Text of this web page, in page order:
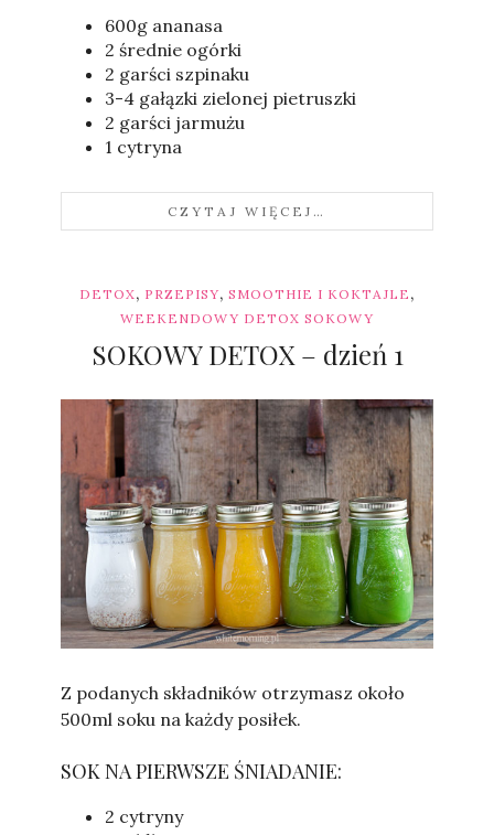
600g ananasa
2 średnie ogórki
2 garści szpinaku
3-4 gałązki zielonej pietruszki
2 garści jarmużu
1 cytryna
CZYTAJ WIĘCEJ…
DETOX, PRZEPISY, SMOOTHIE I KOKTAJLE ,
WEEKENDOWY DETOX SOKOWY
SOKOWY DETOX – dzień 1
Sylwia
Z podanych składników otrzymasz około
500ml soku na każdy posiłek.
SOK NA PIERWSZE ŚNIADANIE:
2 cytryny